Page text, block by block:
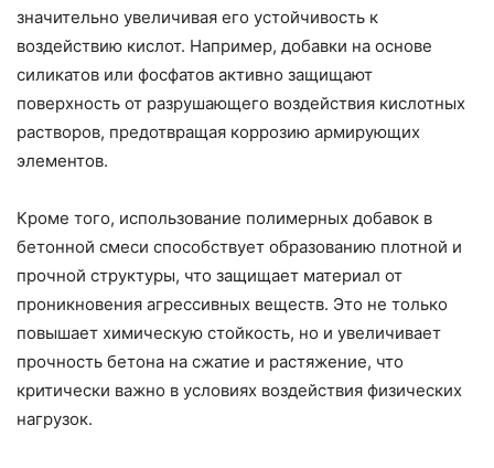
значительно увеличивая его устойчивость к
воздействию кислот. Например, добавки на основе
силикатов или фосфатов активно защищают
поверхность от разрушающего воздействия кислотных
растворов, предотвращая коррозию армирующих
элементов.
Кроме того, использование полимерных добавок в
бетонной смеси способствует образованию плотной и
прочной структуры, что защищает материал от
проникновения агрессивных веществ. Это не только
повышает химическую стойкость, но и увеличивает
прочность бетона на сжатие и растяжение, что
критически важно в условиях воздействия физических
нагрузок.